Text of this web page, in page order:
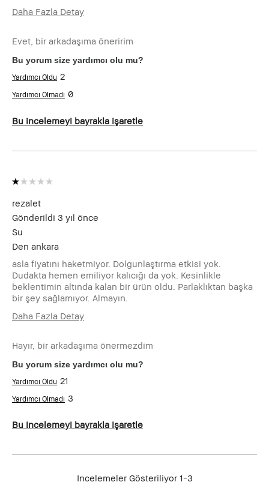
Daha Fazla Detay
Cilt Tipiniz
Normal
Cilt Renginiz
Açık - Orta
Ürünün Faydaları
Evet, bir arkadaşıma öneririm
Bu yorum size yardımcı olu mu?
2
0
Bu incelemeyi bayrakla işaretle
rezalet
Gönderildi 3 yıl önce
Su
Den ankara
asla fiyatını haketmiyor. Dolgunlaştırma etkisi yok.
Dudakta hemen emiliyor kalıcığı da yok. Kesinlikle
beklentimin altında kalan bir ürün oldu. Parlaklıktan başka
bir şey sağlamıyor. Almayın.
Daha Fazla Detay
Cilt Tipiniz
Normal
Hayır, bir arkadaşıma önermezdim
Bu yorum size yardımcı olu mu?
21
3
Bu incelemeyi bayrakla işaretle
Incelemeler Gösteriliyor 1-3